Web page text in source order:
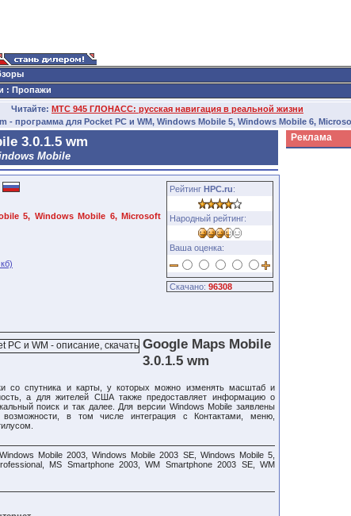
: Пропажи
Читайте: МТС 945 ГЛОНАСС: русская навигация в реальной жизни
- программа для Pocket PC и WM, Windows Mobile 5, Windows Mobile 6,
3.0.1.5 wm
Mobile
Рейтинг HPC.ru:
Народный рейтинг:
Ваша оценка:
Скачано: 96308
5, Windows Mobile 6, Microsoft
Google Maps Mobile
3.0.1.5 wm
со спутника и карты, у которых можно изменять масштаб и
а для жителей США также предоставляет информацию о
поиск и так далее. Для версии Windows Mobile заявлены
возможности, в том числе интеграция с Контактами, меню,
Mobile 2003, Windows Mobile 2003 SE, Windows Mobile 5,
MS Smartphone 2003, WM Smartphone 2003 SE, WM
Реклама